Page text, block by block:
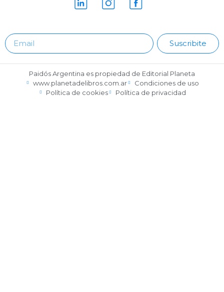
Suscribite
Paidós Argentina es propiedad de Editorial Planeta
www.planetadelibros.com.ar
Condiciones de uso
Política de cookies
Política de privacidad